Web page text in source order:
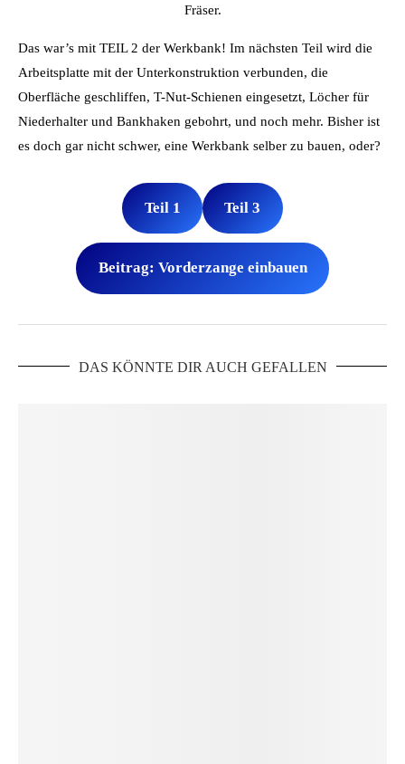
Fräser.
Das war’s mit TEIL 2 der Werkbank! Im nächsten Teil wird die
Arbeitsplatte mit der Unterkonstruktion verbunden, die
Oberfläche geschliffen, T-Nut-Schienen eingesetzt, Löcher für
Niederhalter und Bankhaken gebohrt, und noch mehr. Bisher ist
es doch gar nicht schwer, eine Werkbank selber zu bauen, oder?
Teil 1 Teil 3
Beitrag: Vorderzange einbauen
DAS KÖNNTE DIR AUCH GEFALLEN